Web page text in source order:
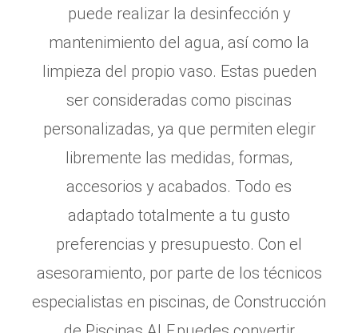
puede realizar la desinfección y
mantenimiento del agua, así como la
limpieza del propio vaso. Estas pueden
ser consideradas como piscinas
personalizadas, ya que permiten elegir
libremente las medidas, formas,
accesorios y acabados. Todo es
adaptado totalmente a tu gusto
preferencias y presupuesto. Con el
asesoramiento, por parte de los técnicos
especialistas en piscinas, de Construcción